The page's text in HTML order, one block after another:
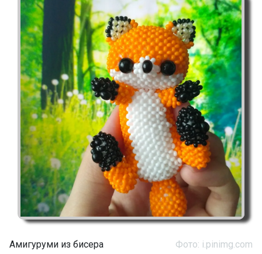
Амигуруми из бисера Фото: i.pinimg.com